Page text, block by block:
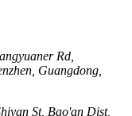
Rd,
Guangdong,
St, Bao'an Dist,